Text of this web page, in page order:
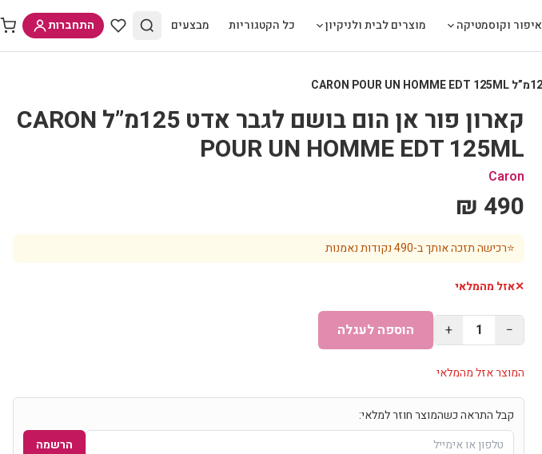
איפור וקוסמטיקה מוצרים לבית ולניקיון כל הקטגוריות מבצעים התחברות
קארון פור אן הום בושם לגבר אדט 125מ”ל CARON
POUR UN HOMME EDT 125ML
Caron
490 ₪
⭐רכישה תזכה אותך ב-490נקודות נאמנות
✕אזל מהמלאי
−
1
+ הוספה לעגלה
המוצר אזל מהמלאי
קבל התראה כשהמוצר חוזר למלאי:
הרשמה